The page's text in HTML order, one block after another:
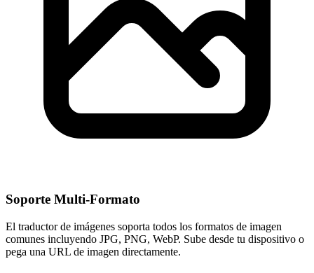
Soporte Multi-Formato
El traductor de imágenes soporta todos los formatos de imagen
comunes incluyendo JPG, PNG, WebP. Sube desde tu dispositivo o
pega una URL de imagen directamente.